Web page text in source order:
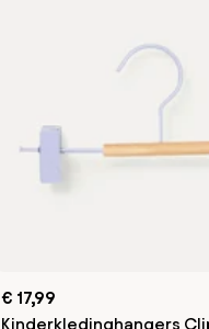
€ 17,99
Kinderkledinghangers